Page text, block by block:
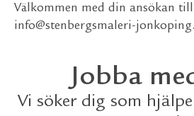
Välkommen med din ansökan
info@stenbergsmaleri-
Jobba
Vi söker dig som